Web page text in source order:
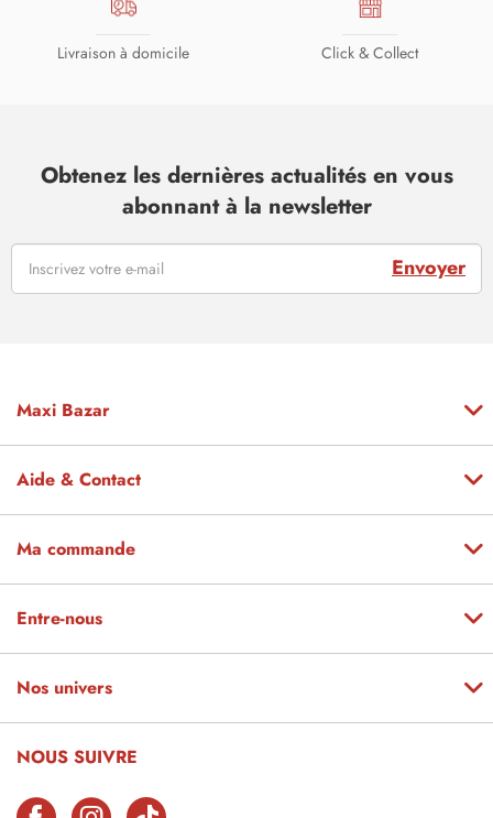
Livraison à domicile Click & Collect
Obtenez les dernières actualités en vous
abonnant à la newsletter
Envoyer
Maxi Bazar
Aide & Contact
Ma commande
Entre-nous
Nos univers
NOUS SUIVRE